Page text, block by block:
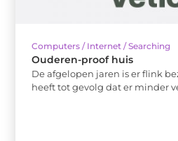
Computers / Internet / Searching
Ouderen-proof huis
De afgelopen jaren is er flink
heeft tot gevolg dat er minder